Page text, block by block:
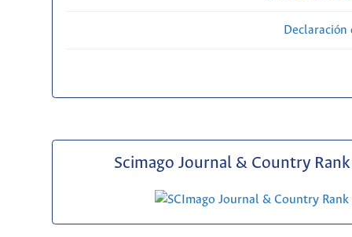
Scimago Journal & Country Rank